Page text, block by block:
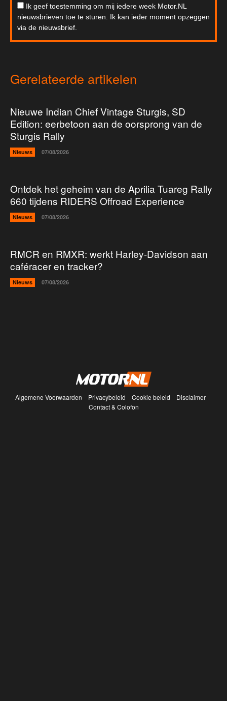
Ik geef toestemming om mij iedere week Motor.NL
nieuwsbrieven toe te sturen. Ik kan ieder moment opzeggen
via de nieuwsbrief.
Gerelateerde artikelen
Nieuwe Indian Chief Vintage Sturgis, SD
Edition: eerbetoon aan de oorsprong van de
Sturgis Rally
Nieuws 07/08/2026
Ontdek het geheim van de Aprilia Tuareg Rally
660 tijdens RIDERS Offroad Experience
Nieuws 07/08/2026
RMCR en RMXR: werkt Harley-Davidson aan
caféracer en tracker?
Nieuws 07/08/2026
Algemene Voorwaarden Privacybeleid Cookie beleid
Disclaimer
Contact & Colofon